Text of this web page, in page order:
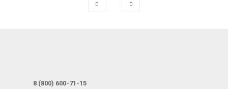
8 (800) 600-71-15